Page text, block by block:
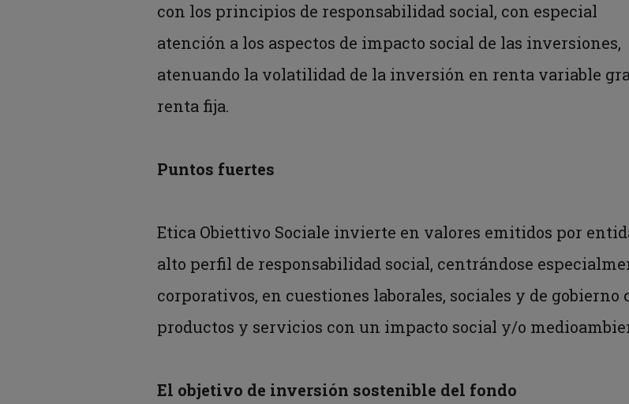
con los principios de responsabilidad social, con especial
atención a los aspectos de impacto social de las inversiones,
atenuando la volatilidad de la inversión en renta variable
renta fija.
Puntos fuertes
Etica Obiettivo Sociale invierte en valores emitidos por
alto perfil de responsabilidad social, centrándose
corporativos, en cuestiones laborales, sociales y de gobierno
productos y servicios con un impacto social y/o
El objetivo de inversión sostenible del fondo